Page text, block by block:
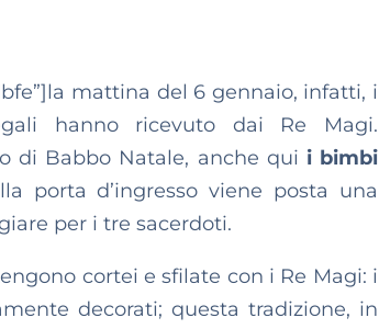
mattina del 6 gennaio, infatti, i
hanno ricevuto dai Re Magi.
di Babbo Natale, anche qui i bimbi
porta d’ingresso viene posta una
per i tre sacerdoti.
cortei e sfilate con i Re Magi: i
decorati; questa tradizione, in